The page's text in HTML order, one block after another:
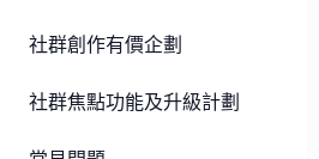
社群創作有價企劃
社群焦點功能及升級計劃